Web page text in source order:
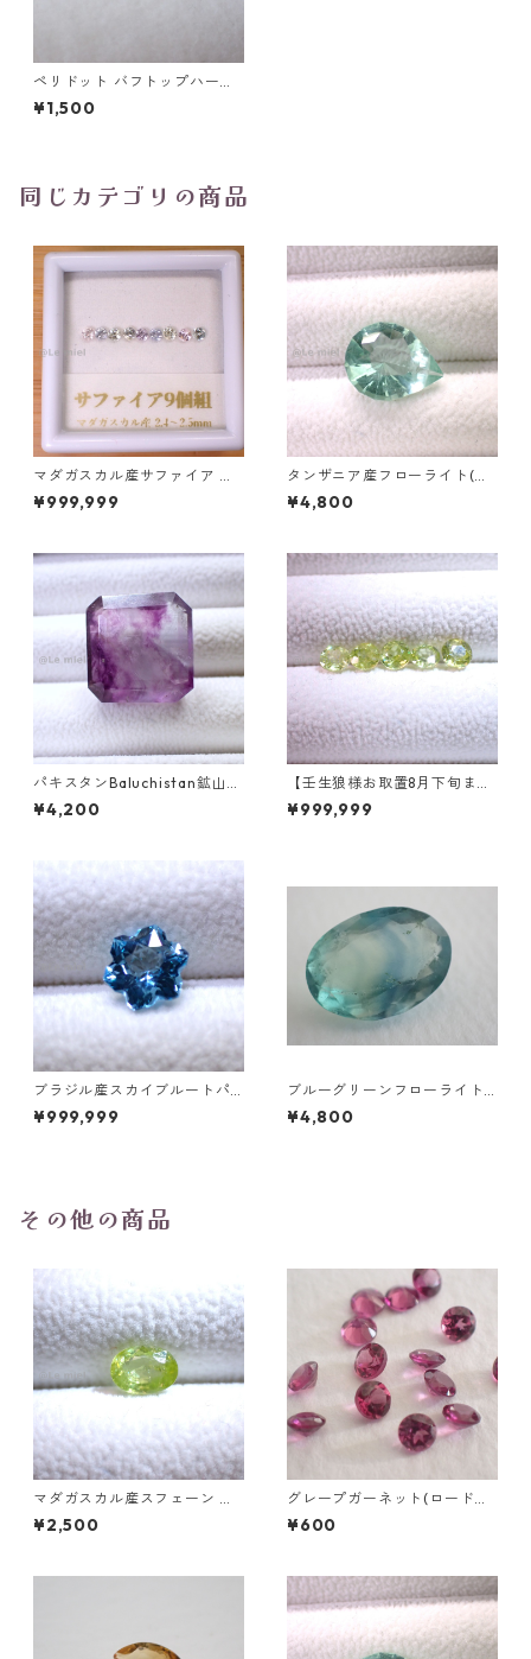
ペリドット バフトップハート
シェイプカットルース 0.55ct
前後 5mm前後
¥1,500
同じカテゴリの商品
マダガスカル産サファイア ル
ース 9個組 2.4～2.5mm
¥999,999
タンザニア産フローライト(蛍
光) ペアシェイプカットルース
5.46ct 13.8mm*10.8mm*7.0
¥4,800
パキスタンBaluchistan鉱山産
フローライト スクエアカット
ルース 34.4ct 20 x 19.6 x 11
¥4,200
【壬生狼様お取置8月下旬ま
で】マダガスカル産スフェー
ン ラウンドカットルース 0.45
¥999,999
ブラジル産スカイブルートパ
ーズ スノーフレークカットル
ース 1.5ct 7.0mm*7.0mm*4.
¥999,999
ブルーグリーンフローライト
オーバルカットルース 10.2ct
15.4mm*11.1mm*8.0mm
¥4,800
その他の商品
マダガスカル産スフェーン オ
ーバルカットルース 0.86ct 6.
7mm*4.8mm*2.8mm
¥2,500
グレープガーネット(ロードラ
イトガーネット) ラウンドカッ
トルース 0.1ct前後 直径3mm
¥600